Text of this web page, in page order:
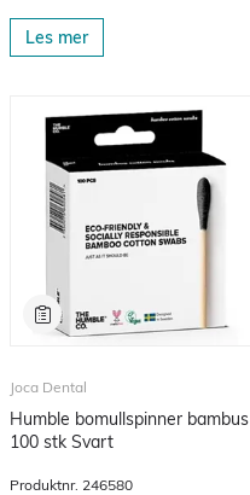
Les mer
Joca Dental
Humble bomullspinner bambus
100 stk Svart
Produktnr. 246580